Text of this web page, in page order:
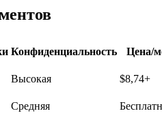
Конфиденциальность Цена/
Высокая
$8,74+
Средняя